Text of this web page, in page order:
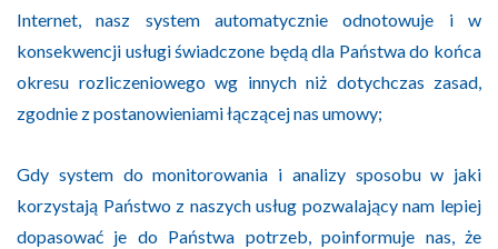
Internet, nasz system automatycznie odnotowuje i w
konsekwencji usługi świadczone będą dla Państwa do końca
okresu rozliczeniowego wg innych niż dotychczas zasad,
zgodnie z postanowieniami łączącej nas umowy;
Gdy system do monitorowania i analizy sposobu w jaki
korzystają Państwo z naszych usług pozwalający nam lepiej
dopasować je do Państwa potrzeb, poinformuje nas, że